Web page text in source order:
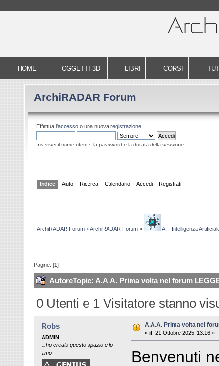
HOME OGGETTI 3D LIBRI CORSI
ArchiRADAR Forum
Effettua l'accesso o una nuova registrazione.
Inserisci il nome utente, la password e la durata della sessione.
Indice Aiuto Ricerca Calendario Accedi Registrati
ArchiRADAR Forum »ArchiRADAR Forum » AI - Intelligenza
Pagine: [1]
AutoreTopic: A.A.A. Prima volta nel forum
0 Utenti e 1 Visitatore stanno
Robs
ADMIN
...ho creato questo spazio e lo
amo
A.A.A. Prima volta nel
« il: 21 Ottobre 2025, 13:16 »
Benvenuti